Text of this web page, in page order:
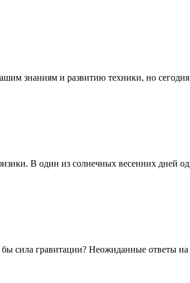
знаниям и развитию техники, но
В один из солнечных весенних дней
бы сила гравитации? Неожиданные ответы на